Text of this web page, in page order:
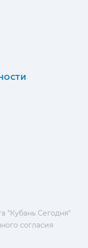
"Кубань Сегодня"
согласия